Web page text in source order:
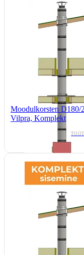
Moodulkorsten D180/
Vilpra, Komplekt